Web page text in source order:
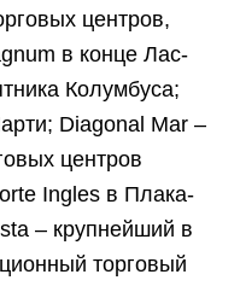
центров,
в конце Лас-
Колумбуса;
Diagonal Mar –
центров
Ingles в Плака-
– крупнейший в
торговый